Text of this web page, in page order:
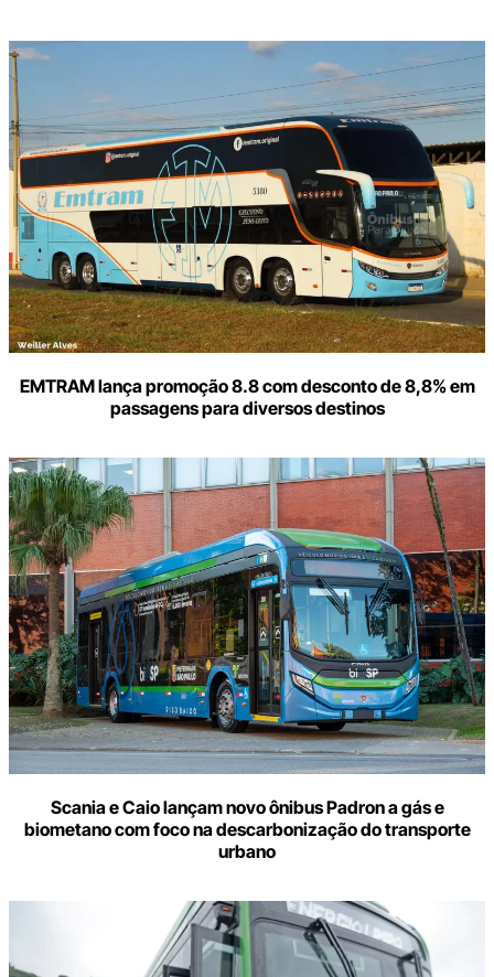
EMTRAM lança promoção 8.8 com desconto de 8,8% em
passagens para diversos destinos
Scania e Caio lançam novo ônibus Padron a gás e
biometano com foco na descarbonização do transporte
urbano
Digite
aqui
o
seu
e-
mail